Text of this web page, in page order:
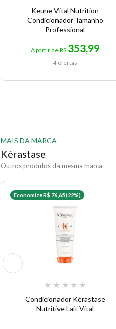
Keune Vital Nutrition
Condicionador Tamanho
Professional
A partir de R$ 353,99
4 ofertas
MAIS DA MARCA
Kérastase
Outros produtos da mesma marca
Economize R$ 76,65 (22%)
★ ★ ★ ★ ★
Condicionador Kérastase
Nutritive Lait Vital